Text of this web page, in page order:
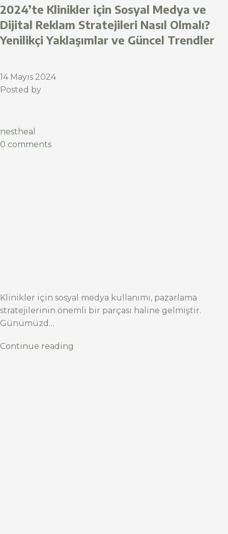
2024’te Klinikler için Sosyal Medya ve
Dijital Reklam Stratejileri Nasıl Olmalı?
Yenilikçi Yaklaşımlar ve Güncel Trendler
14 Mayıs 2024
Posted by
nestheal
0 comments
Klinikler için sosyal medya kullanımı, pazarlama
stratejilerinin önemli bir parçası haline gelmiştir.
Günümüzd…
Continue reading